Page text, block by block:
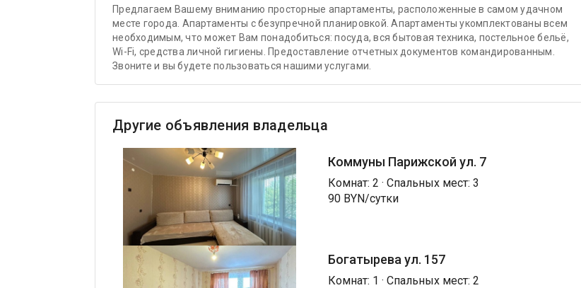
Предлагаем Вашему вниманию просторные апартаменты, расположенные в самом удачном
месте города. Апартаменты с безупречной планировкой. Апартаменты укомплектованы всем
необходимым, что может Вам понадобиться: посуда, вся бытовая техника, постельное бельё,
Wi-Fi, средства личной гигиены. Предоставление отчетных документов командированным.
Звоните и вы будете пользоваться нашими услугами.
Другие объявления владельца
Коммуны Парижской ул. 7
Комнат: 2 · Спальных мест: 3
90 BYN/сутки
Богатырева ул. 157
Комнат: 1 · Спальных мест: 2